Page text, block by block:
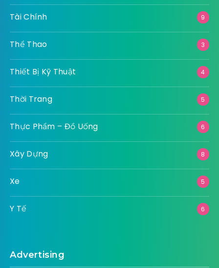
Tài Chính 9
Thể Thao 3
Thiết Bị Kỹ Thuật 4
Thời Trang 5
Thực Phẩm – Đồ Uống 6
Xây Dựng 8
Xe 5
Y Tế 6
Advertising